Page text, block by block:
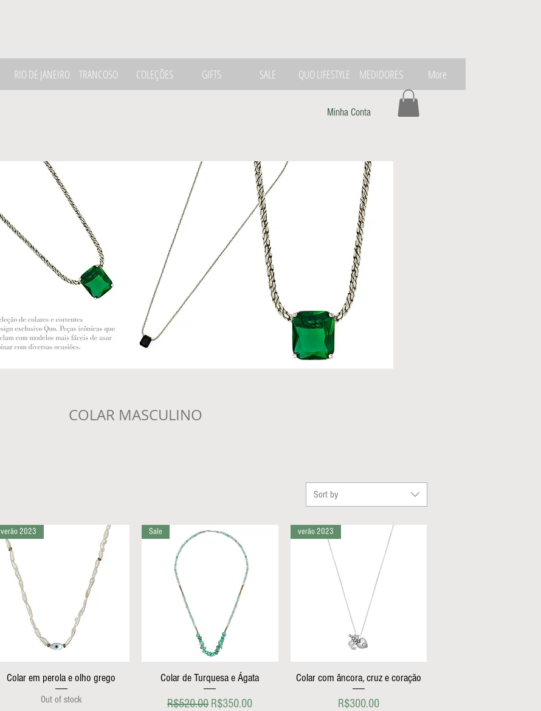
RIO DE JANEIRO TRANCOSO COLEÇÕES GIFTS SALE QUO LIFESTYLE MEDIDORES More
Minha Conta
COLAR MASCULINO
Sort by
verão 2023
Colar em perola e olho grego
Out of stock
Sale
Colar de Turquesa e Ágata
Regular Price
R$520.00 Sale Price
R$350.00
verão 2023
Colar com âncora, cruz e coração
Price
R$300.00